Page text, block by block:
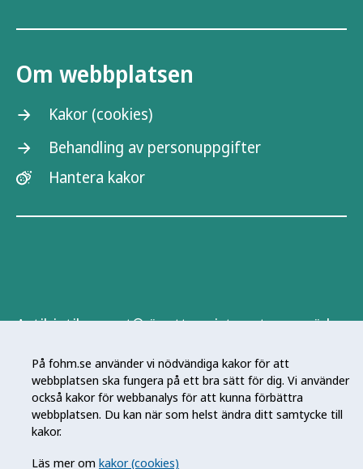
På fohm.se använder vi nödvändiga kakor för att
webbplatsen ska fungera på ett bra sätt för dig. Vi använder
också kakor för webbanalys för att kunna förbättra
webbplatsen. Du kan när som helst ändra ditt samtycke till
kakor.
Läs mer om kakor (cookies)
Om webbplatsen
Kakor (cookies)
Behandling av personuppgifter
Hantera kakor
Antibiotikasmart® är ett registrerat varumärke
Antibiotikasmart® Sverige har utvecklats med
stöd av Vinnova.